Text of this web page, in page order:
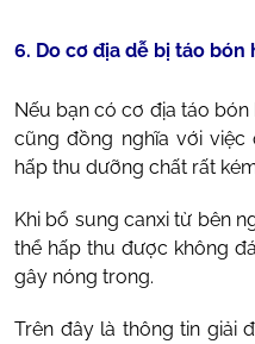
6. Do cơ địa dễ bị táo
Nếu bạn có cơ địa táo
cũng đồng nghĩa với
hấp thu dưỡng chất rất
Khi bổ sung canxi từ bên
thể hấp thu được không
gây nóng trong.
Trên đây là thông tin giải